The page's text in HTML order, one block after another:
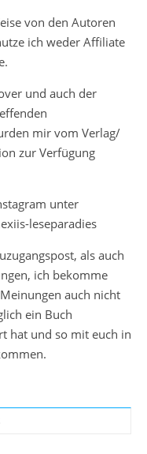
von den Autoren
ich weder Affiliate
und auch der
mir vom Verlag/
zur Verfügung
unter
leseparadies
als auch
ich bekomme
auch nicht
ein Buch
hat und so mit euch in